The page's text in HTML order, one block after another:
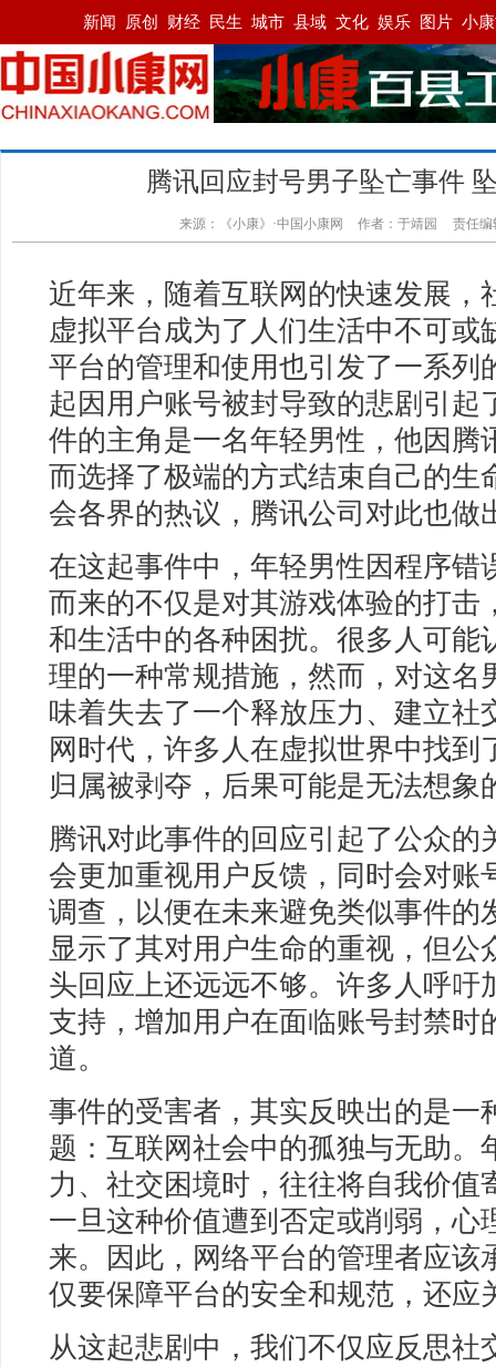
腾讯回应封号男子坠亡事件
来源：《小康》·中国小康网 作者：于靖园 责任编
近年来，随着互联网的快速发展，
虚拟平台成为了人们生活中不可或
平台的管理和使用也引发了一系列
起因用户账号被封导致的悲剧引起
件的主角是一名年轻男性，他因腾
而选择了极端的方式结束自己的生
会各界的热议，腾讯公司对此也做
在这起事件中，年轻男性因程序错
而来的不仅是对其游戏体验的打击
和生活中的各种困扰。很多人可能
理的一种常规措施，然而，对这名
味着失去了一个释放压力、建立社
网时代，许多人在虚拟世界中找到
归属被剥夺，后果可能是无法想象
腾讯对此事件的回应引起了公众的
会更加重视用户反馈，同时会对账
调查，以便在未来避免类似事件的
显示了其对用户生命的重视，但公
头回应上还远远不够。许多人呼吁
支持，增加用户在面临账号封禁时
道。
事件的受害者，其实反映出的是一
题：互联网社会中的孤独与无助。
力、社交困境时，往往将自我价值
一旦这种价值遭到否定或削弱，心
来。因此，网络平台的管理者应该
仅要保障平台的安全和规范，还应
从这起悲剧中，我们不仅应反思社